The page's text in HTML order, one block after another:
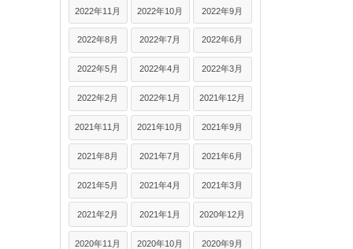
2022年11月 2022年10月 2022年9月
2022年8月 2022年7月 2022年6月
2022年5月 2022年4月 2022年3月
2022年2月 2022年1月 2021年12月
2021年11月 2021年10月 2021年9月
2021年8月 2021年7月 2021年6月
2021年5月 2021年4月 2021年3月
2021年2月 2021年1月 2020年12月
2020年11月 2020年10月 2020年9月